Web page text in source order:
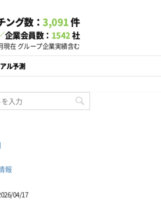
ング数：3,091件
企業会員数： 1542社
現在 グループ企業実績含む
ル予測
報
04/17